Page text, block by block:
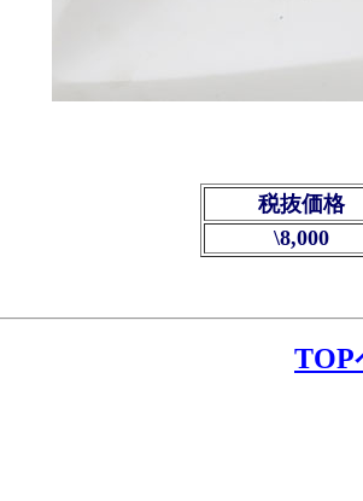
税抜価格
\8,000
TOP